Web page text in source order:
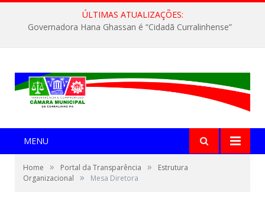
ÚLTIMAS ATUALIZAÇÕES:
Governadora Hana Ghassan é “Cidadã Curralinhense”
MENU
Home » Portal da Transparência »
Estrutura
Organizacional
» Mesa Diretora